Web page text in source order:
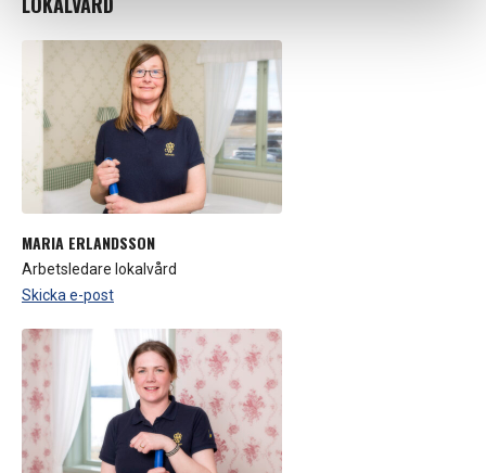
MARIA ERLANDSSON
Arbetsledare lokalvård
Skicka e-post